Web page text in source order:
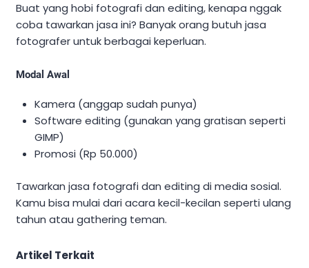
Buat yang hobi fotografi dan editing, kenapa nggak
coba tawarkan jasa ini? Banyak orang butuh jasa
fotografer untuk berbagai keperluan.
Modal Awal
Kamera (anggap sudah punya)
Software editing (gunakan yang gratisan seperti
GIMP)
Promosi (Rp 50.000)
Tawarkan jasa fotografi dan editing di media sosial.
Kamu bisa mulai dari acara kecil-kecilan seperti ulang
tahun atau gathering teman.
Artikel Terkait